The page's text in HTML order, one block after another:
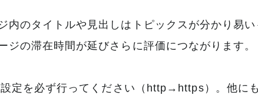
のタイトルや見出しはトピックスが分かり易
の滞在時間が延びさらに評価につながります。
定を必ず行ってください（http→https）。他に